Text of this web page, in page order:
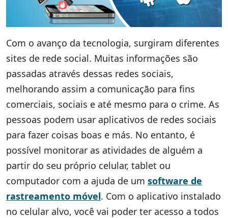
Com o avanço da tecnologia, surgiram diferentes
sites de rede social. Muitas informações são
passadas através dessas redes sociais,
melhorando assim a comunicação para fins
comerciais, sociais e até mesmo para o crime. As
pessoas podem usar aplicativos de redes sociais
para fazer coisas boas e más. No entanto, é
possível monitorar as atividades de alguém a
partir do seu próprio celular, tablet ou
computador com a ajuda de um software de
rastreamento móvel. Com o aplicativo instalado
no celular alvo, você vai poder ter acesso a todos